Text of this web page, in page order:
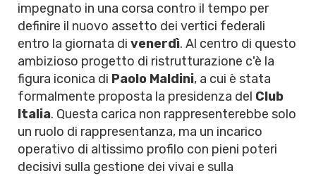
impegnato in una corsa contro il tempo per
definire il nuovo assetto dei vertici federali
entro la giornata di venerdì. Al centro di questo
ambizioso progetto di ristrutturazione c'è la
figura iconica di Paolo Maldini, a cui è stata
formalmente proposta la presidenza del Club
Italia. Questa carica non rappresenterebbe solo
un ruolo di rappresentanza, ma un incarico
operativo di altissimo profilo con pieni poteri
decisivi sulla gestione dei vivai e sulla